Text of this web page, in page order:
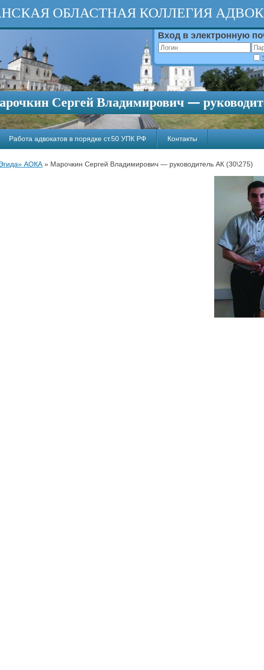
ОБЛАСТНАЯ КОЛЛЕГИЯ
Вход в электронную
Сергей Владимирович —
Работа адвокатов в порядке ст.50 УПК РФ Контакты
АОКА » Марочкин Сергей Владимирович — руководитель АК (30\275)